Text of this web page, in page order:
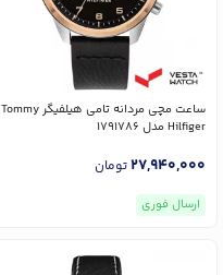
ساعت مچی مردانه تامی هیلفیگر Tommy
Hilfiger مدل 1791786
27,940,000تومان
ارسال فوری